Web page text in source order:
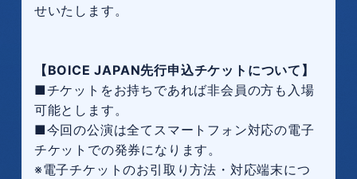
せいたします。
【BOICE JAPAN先行申込チケットについて】
■チケットをお持ちであれば非会員の方も入場
可能とします。
■今回の公演は全てスマートフォン対応の電子
チケットでの発券になります。
※電子チケットのお引取り方法・対応端末につ